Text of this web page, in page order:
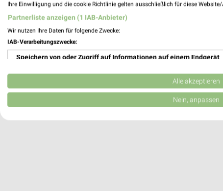
geschlossen
450,97 km
Ihre Einwilligung und die cookie Richtlinie gelten ausschließlich für diese Website/
Partnerliste anzeigen (1 IAB-Anbieter)
Wir nutzen Ihre Daten für folgende Zwecke:
IAB-Verarbeitungszwecke:
Speichern von oder Zugriff auf Informationen auf einem Endgerät
Verwendung reduzierter Daten zur Auswahl von Werbeanzeigen
Erstellung von Profilen für personalisierte Werbung
Alle akzeptieren
Nein, anpassen